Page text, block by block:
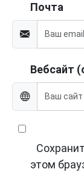
Почта
Вебсайт
этом